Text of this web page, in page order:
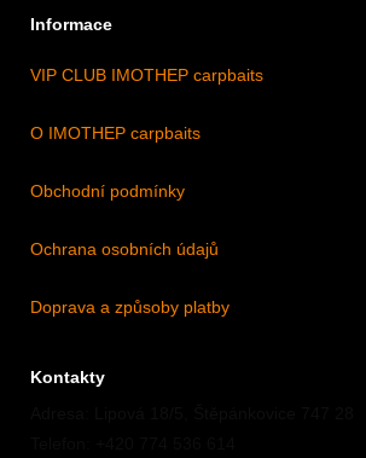
Informace
VIP CLUB IMOTHEP carpbaits
O IMOTHEP carpbaits
Obchodní podmínky
Ochrana osobních údajů
Doprava a způsoby platby
Kontakty